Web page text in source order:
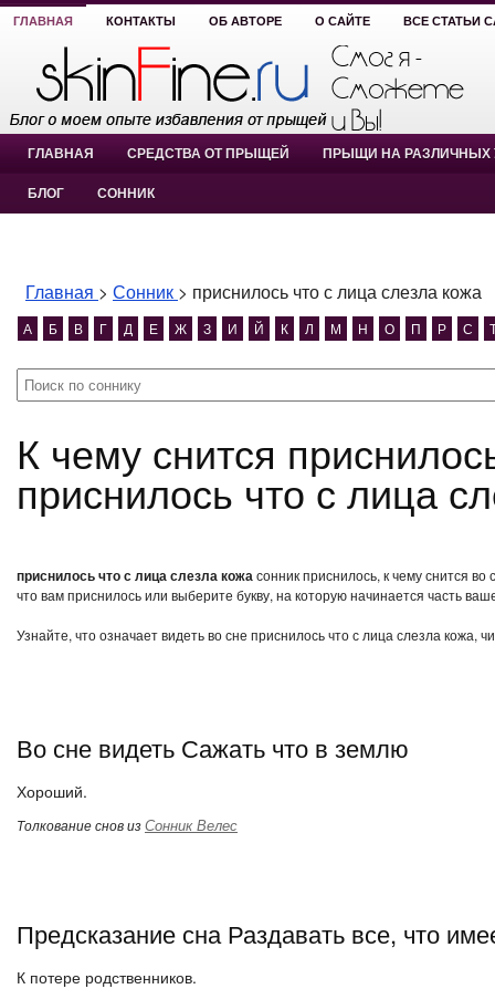
ГЛАВНАЯ КОНТАКТЫ ОБ АВТОРЕ О САЙТЕ ВСЕ СТАТЬИ
ГЛАВНАЯ СРЕДСТВА ОТ ПРЫЩЕЙ ПРЫЩИ НА РАЗЛИЧНЫХ
БЛОГ СОННИК
Главная > Сонник > приснилось что с лица слезла кожа
А Б В Г Д Е Ж З И Й К Л М Н О П Р С
К чему снится приснилось что с лица слезла кожа?
приснилось что с лица
приснилось что с лица слезла кожасонник приснилось, к чему снится
что вам приснилось или выберите букву, на которую начинается часть
Узнайте, что означает видеть во сне приснилось что с лица слезла кожа,
Во сне видеть Сажать что в землю
Хороший.
Толкование снов изСонник Велес
Предсказание сна Раздавать все, что
К потере родственников.